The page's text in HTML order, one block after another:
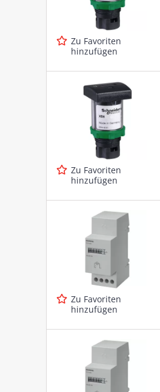
Zu Favoriten
hinzufügen
Zu Favoriten
hinzufügen
Zu Favoriten
hinzufügen